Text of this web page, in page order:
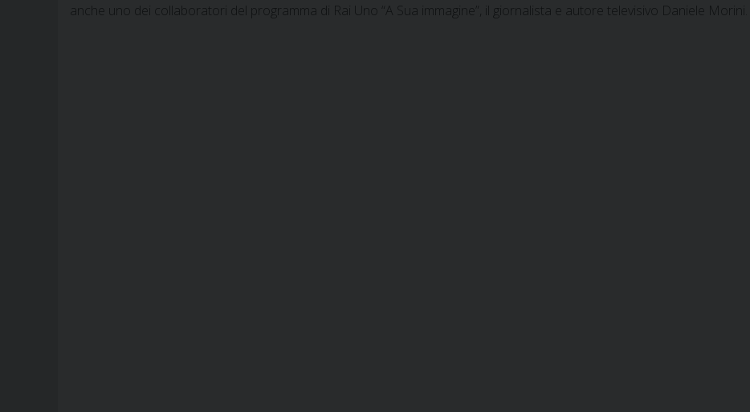
anche uno dei collaboratori del programma di Rai Uno “A Sua immagine”, il giornalista e autore televisivo Daniele Morini.